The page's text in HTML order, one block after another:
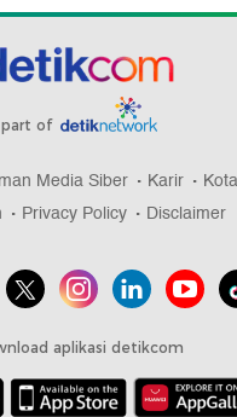
part of
Media Siber Karir
Privacy Policy Disclaimer
aplikasi detikcom